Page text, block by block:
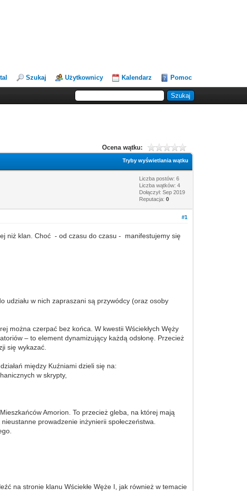
Szukaj Użytkownicy Kalendarz Pomoc
Ocena wątku:
Tryby wyświetlania wątku
Liczba postów: 6
Liczba wątków: 4
Dołączył: Sep 2019
Reputacja:0
#1
niż klan. Choć - od czasu do czasu - manifestujemy się
udziału w nich zapraszani są przywódcy (oraz osoby
można czerpać bez końca. W kwestii Wściekłych Węży
– to element dynamizujący każdą odsłonę. Przecież
się wykazać.
między Kuźniami dzieli się na:
w skrypty,
Amorion. To przecież gleba, na której mają
prowadzenie inżynierii społeczeństwa.
na stronie klanu Wściekłe Węże I, jak również w temacie